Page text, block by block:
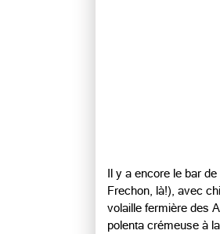
Il y a encore le bar
Frechon, là!), avec
volaille fermière des
polenta crémeuse à